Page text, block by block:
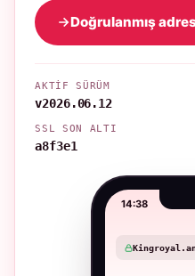
Doğrulanmış
AKTIF SÜRÜM
v2026.06.12
SSL SON ALTI
a8f3e1
14:38